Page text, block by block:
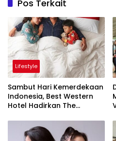
Pos Terkait
Lifestyle
Sambut Hari Kemerdekaan
Indonesia, Best Western
Hotel Hadirkan The
Hingga 45%